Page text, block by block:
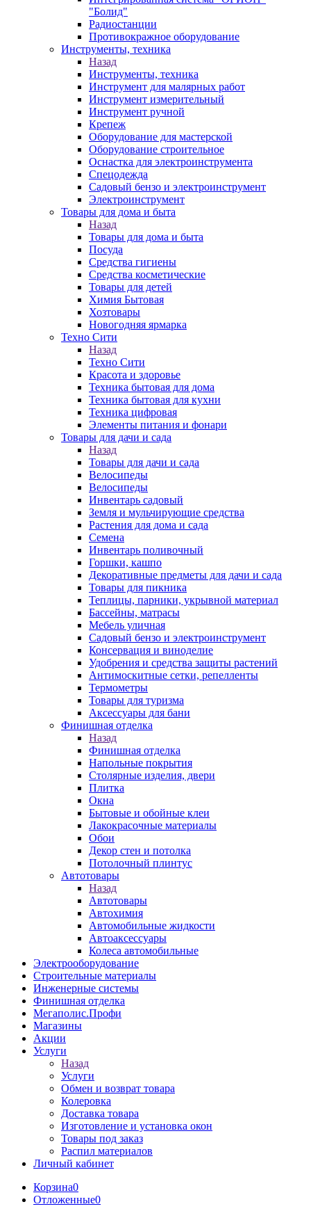
"Болид"
Радиостанции
Противокражное оборудование
Инструменты, техника
Назад
Инструменты, техника
Инструмент для малярных работ
Инструмент измерительный
Инструмент ручной
Крепеж
Оборудование для мастерской
Оборудование строительное
Оснастка для электроинструмента
Спецодежда
Садовый бензо и электроинструмент
Электроинструмент
Товары для дома и быта
Назад
Товары для дома и быта
Посуда
Средства гигиены
Средства косметические
Товары для детей
Химия Бытовая
Хозтовары
Новогодняя ярмарка
Техно Сити
Назад
Техно Сити
Красота и здоровье
Техника бытовая для дома
Техника бытовая для кухни
Техника цифровая
Элементы питания и фонари
Товары для дачи и сада
Назад
Товары для дачи и сада
Велосипеды
Велосипеды
Инвентарь садовый
Земля и мульчирующие средства
Растения для дома и сада
Семена
Инвентарь поливочный
Горшки, кашпо
Декоративные предметы для дачи и сада
Товары для пикника
Теплицы, парники, укрывной материал
Бассейны, матрасы
Мебель уличная
Садовый бензо и электроинструмент
Консервация и виноделие
Удобрения и средства защиты растений
Антимоскитные сетки, репелленты
Термометры
Товары для туризма
Аксессуары для бани
Финишная отделка
Назад
Финишная отделка
Напольные покрытия
Столярные изделия, двери
Плитка
Окна
Бытовые и обойные клеи
Лакокрасочные материалы
Обои
Декор стен и потолка
Потолочный плинтус
Автотовары
Назад
Автотовары
Автохимия
Автомобильные жидкости
Автоаксессуары
Колеса автомобильные
Электрооборудование
Строительные материалы
Инженерные системы
Финишная отделка
Мегаполис.Профи
Магазины
Акции
Услуги
Назад
Услуги
Обмен и возврат товара
Колеровка
Доставка товара
Изготовление и установка окон
Товары под заказ
Распил материалов
Личный кабинет
Корзина0
Отложенные0